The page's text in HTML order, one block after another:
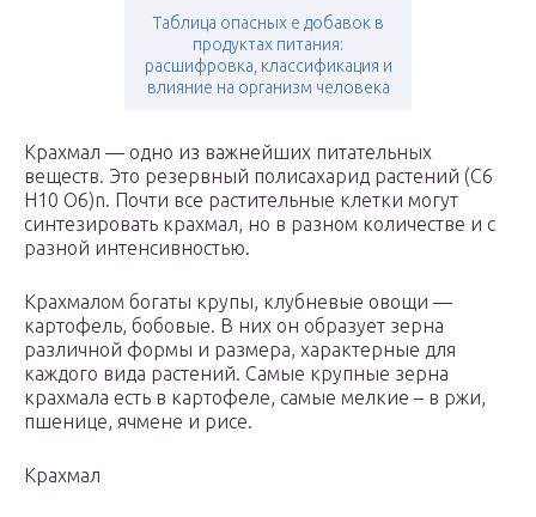
Таблица опасных е добавок в
продуктах питания:
расшифровка, классификация и
влияние на организм человека
Крахмал — одно из важнейших питательных
веществ. Это резервный полисахарид растений (C6
H10 O6)n. Почти все растительные клетки могут
синтезировать крахмал, но в разном количестве и с
разной интенсивностью.
Крахмалом богаты крупы, клубневые овощи —
картофель, бобовые. В них он образует зерна
различной формы и размера, характерные для
каждого вида растений. Самые крупные зерна
крахмала есть в картофеле, самые мелкие – в ржи,
пшенице, ячмене и рисе.
Крахмал